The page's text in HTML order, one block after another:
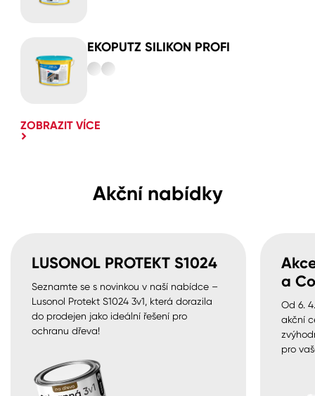
EKOPUTZ SILIKON PROFI
ZOBRAZIT VÍCE
Akční nabídky
LUSONOL PROTEKT S1024
Seznamte se s novinkou v naší nabídce –
Lusonol Protekt S1024 3v1, která dorazila
do prodejen jako ideální řešení pro
ochranu dřeva!
a
Od 6.
akční
pro